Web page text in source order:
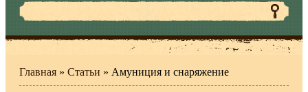
Главная » Статьи » Амуниция и снаряжение